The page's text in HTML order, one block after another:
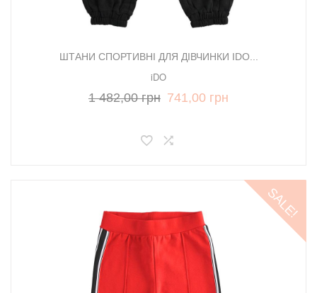
ШТАНИ СПОРТИВНІ ДЛЯ ДІВЧИНКИ IDO...
iDO
1 482,00 грн 741,00 грн
SALE!